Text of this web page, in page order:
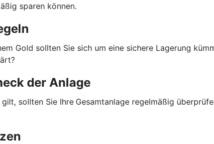
sparen können.
Gold sollten Sie sich um eine sichere Lagerung
der Anlage
sollten Sie Ihre Gesamtanlage regelmäßig